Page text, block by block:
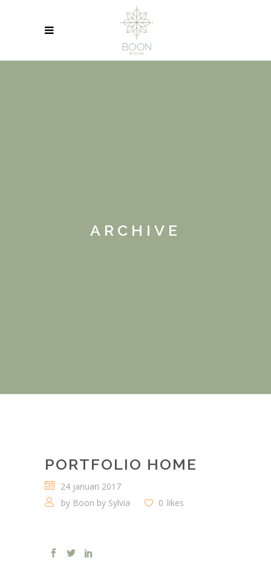
ARCHIVE
PORTFOLIO HOME
24 januari 2017
by Boon by Sylvia 0 likes